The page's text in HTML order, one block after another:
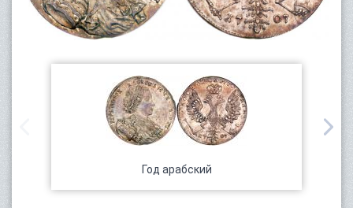
Год арабский